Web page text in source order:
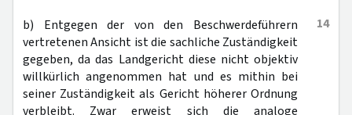
14
b) Entgegen der von den Beschwerdeführern
vertretenen Ansicht ist die sachliche Zuständigkeit
gegeben, da das Landgericht diese nicht objektiv
willkürlich angenommen hat und es mithin bei
seiner Zuständigkeit als Gericht höherer Ordnung
verbleibt. Zwar erweist sich die analoge